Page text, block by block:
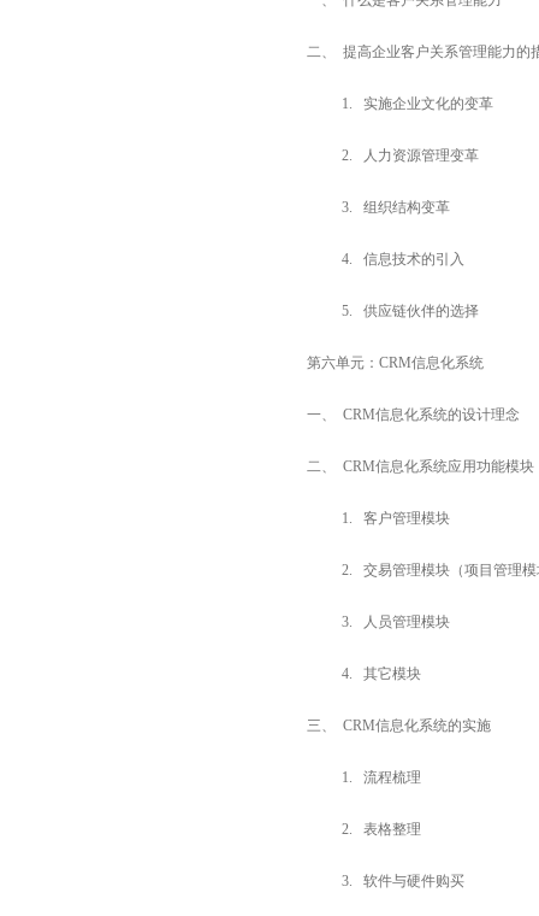
二、 提高企业客户关系管理能力的
1. 实施企业文化的变革
2. 人力资源管理变革
3. 组织结构变革
4. 信息技术的引入
5. 供应链伙伴的选择
第六单元：CRM信息化系统
一、 CRM信息化系统的设计理念
二、 CRM信息化系统应用功能模块
1. 客户管理模块
2. 交易管理模块（项目管理
3. 人员管理模块
4. 其它模块
三、 CRM信息化系统的实施
1. 流程梳理
2. 表格整理
3. 软件与硬件购买